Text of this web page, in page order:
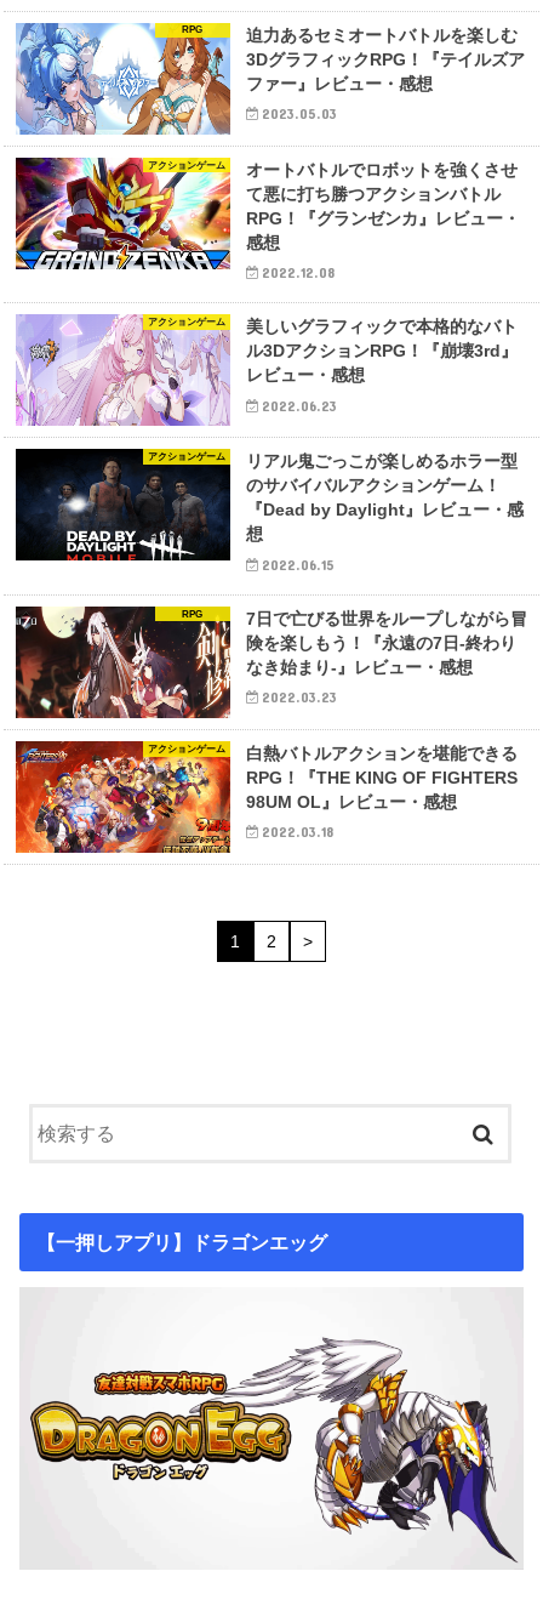
RPG
迫力あるセミオートバトルを楽しむ
3DグラフィックRPG！『テイルズア
ファー』レビュー・感想
2023.05.03
アクションゲーム
オートバトルでロボットを強くさせ
て悪に打ち勝つアクションバトル
RPG！『グランゼンカ』レビュー・
感想
2022.12.08
アクションゲーム
美しいグラフィックで本格的なバト
ル3DアクションRPG！『崩壊3rd』
レビュー・感想
2022.06.23
アクションゲーム
リアル鬼ごっこが楽しめるホラー型
のサバイバルアクションゲーム！
『Dead by Daylight』レビュー・感
想
2022.06.15
RPG
7日で亡びる世界をループしながら冒
険を楽しもう！『永遠の7日-終わり
なき始まり-』レビュー・感想
2022.03.23
アクションゲーム
白熱バトルアクションを堪能できる
RPG！『THE KING OF FIGHTERS
98UM OL』レビュー・感想
2022.03.18
1 2 >
【一押しアプリ】ドラゴンエッグ